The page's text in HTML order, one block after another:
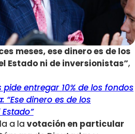
meses, ese dinero es de los
Estado ni de inversionistas”,
pide entregar 10% de los fondos
“Ese dinero es de los
a la votación en particular